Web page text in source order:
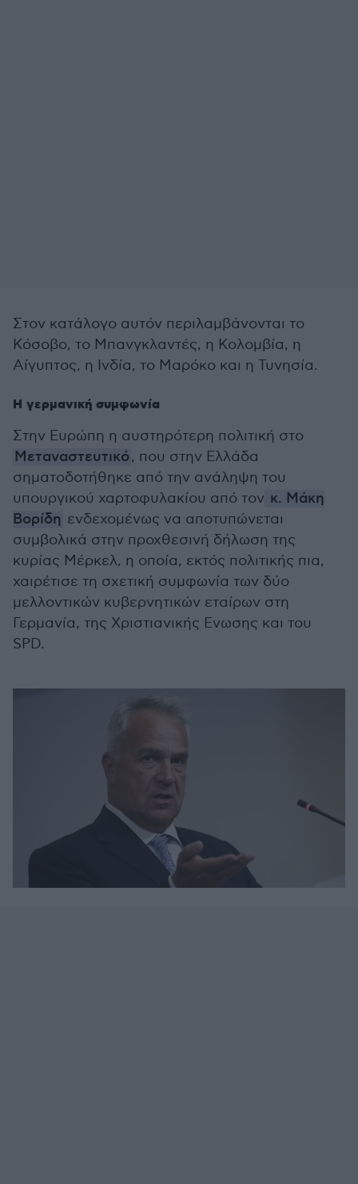
Στον κατάλογο αυτόν περιλαμβάνονται το
Κόσοβο, το Μπανγκλαντές, η Κολομβία, η
Αίγυπτος, η Ινδία, το Μαρόκο και η Τυνησία.
Η γερμανική συμφωνία
Στην Ευρώπη η αυστηρότερη πολιτική στο
Μεταναστευτικό, που στην Ελλάδα
σηματοδοτήθηκε από την ανάληψη του
υπουργικού χαρτοφυλακίου από τον κ. Μάκη
Βορίδη ενδεχομένως να αποτυπώνεται
συμβολικά στην προχθεσινή δήλωση της
κυρίας Μέρκελ, η οποία, εκτός πολιτικής πια,
χαιρέτισε τη σχετική συμφωνία των δύο
μελλοντικών κυβερνητικών εταίρων στη
Γερμανία, της Χριστιανικής Ενωσης και του
SPD.